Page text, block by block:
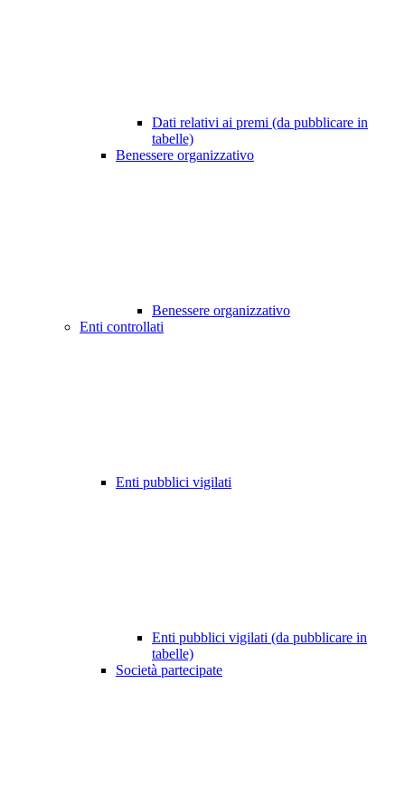
Dati relativi ai premi (da pubblicare in
tabelle)
Benessere organizzativo
Benessere organizzativo
Enti controllati
Enti pubblici vigilati
Enti pubblici vigilati (da pubblicare in
tabelle)
Società partecipate